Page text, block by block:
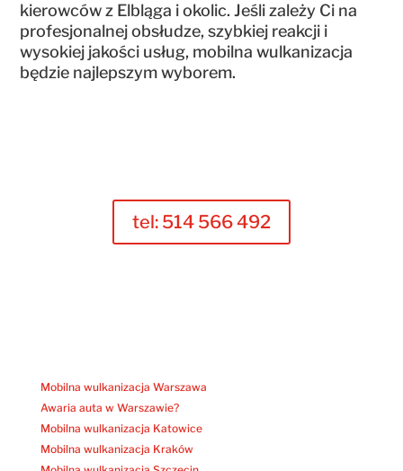
kierowców z Elbląga i okolic. Jeśli zależy Ci na
profesjonalnej obsłudze, szybkiej reakcji i
wysokiej jakości usług, mobilna wulkanizacja
będzie najlepszym wyborem.
tel: 514 566 492
Mobilna wulkanizacja Warszawa
Awaria auta w Warszawie?
Mobilna wulkanizacja Katowice
Mobilna wulkanizacja Kraków